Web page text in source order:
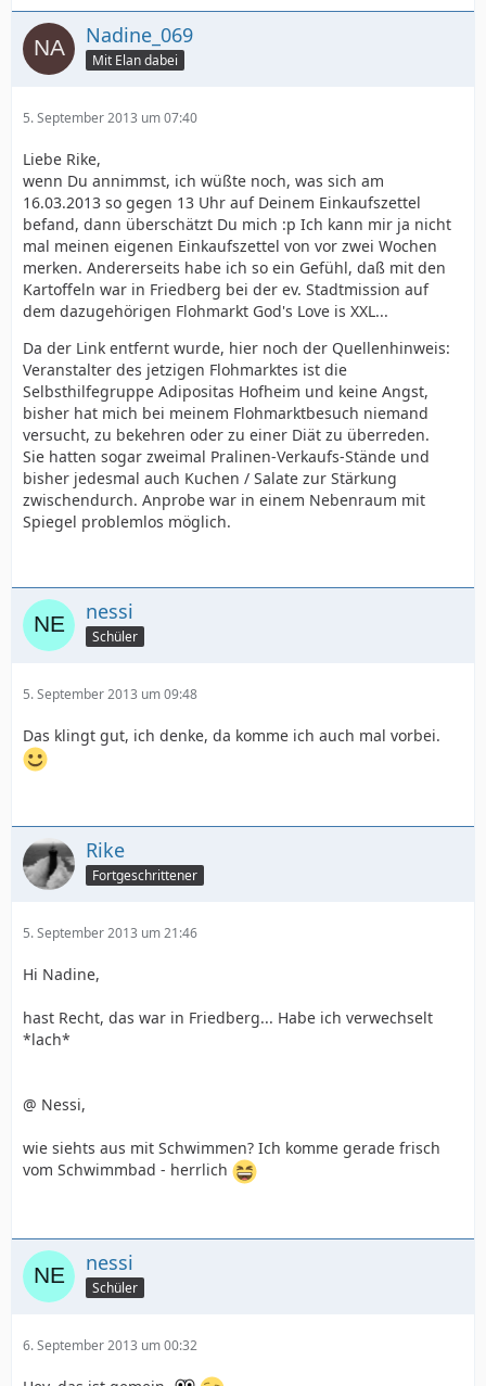
Nadine_069
Mit Elan dabei
5. September 2013 um 07:40
Liebe Rike,
wenn Du annimmst, ich wüßte noch, was sich am
16.03.2013 so gegen 13 Uhr auf Deinem Einkaufszettel
befand, dann überschätzt Du mich :p Ich kann mir ja nicht
mal meinen eigenen Einkaufszettel von vor zwei Wochen
merken. Andererseits habe ich so ein Gefühl, daß mit den
Kartoffeln war in Friedberg bei der ev. Stadtmission auf
dem dazugehörigen Flohmarkt God's Love is XXL...
Da der Link entfernt wurde, hier noch der Quellenhinweis:
Veranstalter des jetzigen Flohmarktes ist die
Selbsthilfegruppe Adipositas Hofheim und keine Angst,
bisher hat mich bei meinem Flohmarktbesuch niemand
versucht, zu bekehren oder zu einer Diät zu überreden.
Sie hatten sogar zweimal Pralinen-Verkaufs-Stände und
bisher jedesmal auch Kuchen / Salate zur Stärkung
zwischendurch. Anprobe war in einem Nebenraum mit
Spiegel problemlos möglich.
nessi
Schüler
5. September 2013 um 09:48
Das klingt gut, ich denke, da komme ich auch mal vorbei.
Rike
Fortgeschrittener
5. September 2013 um 21:46
Hi Nadine,
hast Recht, das war in Friedberg... Habe ich verwechselt
*lach*
@ Nessi,
wie siehts aus mit Schwimmen? Ich komme gerade frisch
vom Schwimmbad - herrlich
nessi
Schüler
6. September 2013 um 00:32